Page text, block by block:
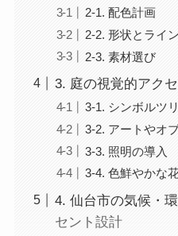
2-1. 配色計画
2-2. 形状とライ
2-3. 素材選び
3. 庭の視覚的アク
3-1. シンボルツ
3-2. アートやオ
3-3. 照明の導入
3-4. 色鮮やかな
4. 仙台市の気候・
セント設計